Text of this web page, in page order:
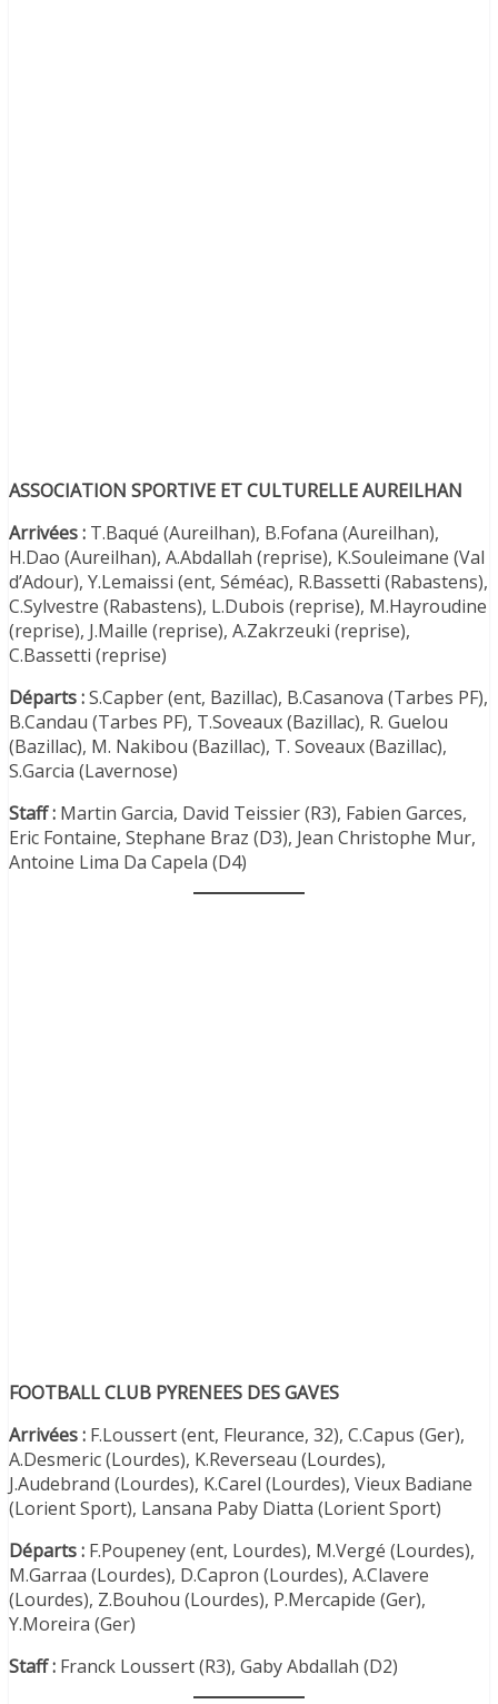
ASSOCIATION SPORTIVE ET CULTURELLE AUREILHAN
Arrivées : T.Baqué (Aureilhan), B.Fofana (Aureilhan),
H.Dao (Aureilhan), A.Abdallah (reprise), K.Souleimane (Val
d’Adour), Y.Lemaissi (ent, Séméac), R.Bassetti (Rabastens),
C.Sylvestre (Rabastens), L.Dubois (reprise), M.Hayroudine
(reprise), J.Maille (reprise), A.Zakrzeuki (reprise),
C.Bassetti (reprise)
Départs :S.Capber (ent, Bazillac), B.Casanova (Tarbes PF),
B.Candau (Tarbes PF), T.Soveaux (Bazillac), R. Guelou
(Bazillac), M. Nakibou (Bazillac), T. Soveaux (Bazillac),
S.Garcia (Lavernose)
Staff : Martin Garcia, David Teissier (R3), Fabien Garces,
Eric Fontaine, Stephane Braz (D3), Jean Christophe Mur,
Antoine Lima Da Capela (D4)
FOOTBALL CLUB PYRENEES DES GAVES
Arrivées : F.Loussert (ent, Fleurance, 32), C.Capus (Ger),
A.Desmeric (Lourdes), K.Reverseau (Lourdes),
J.Audebrand (Lourdes), K.Carel (Lourdes), Vieux Badiane
(Lorient Sport), Lansana Paby Diatta (Lorient Sport)
Départs : F.Poupeney (ent, Lourdes), M.Vergé (Lourdes),
M.Garraa (Lourdes), D.Capron (Lourdes), A.Clavere
(Lourdes), Z.Bouhou (Lourdes), P.Mercapide (Ger),
Y.Moreira (Ger)
Staff : Franck Loussert (R3), Gaby Abdallah (D2)